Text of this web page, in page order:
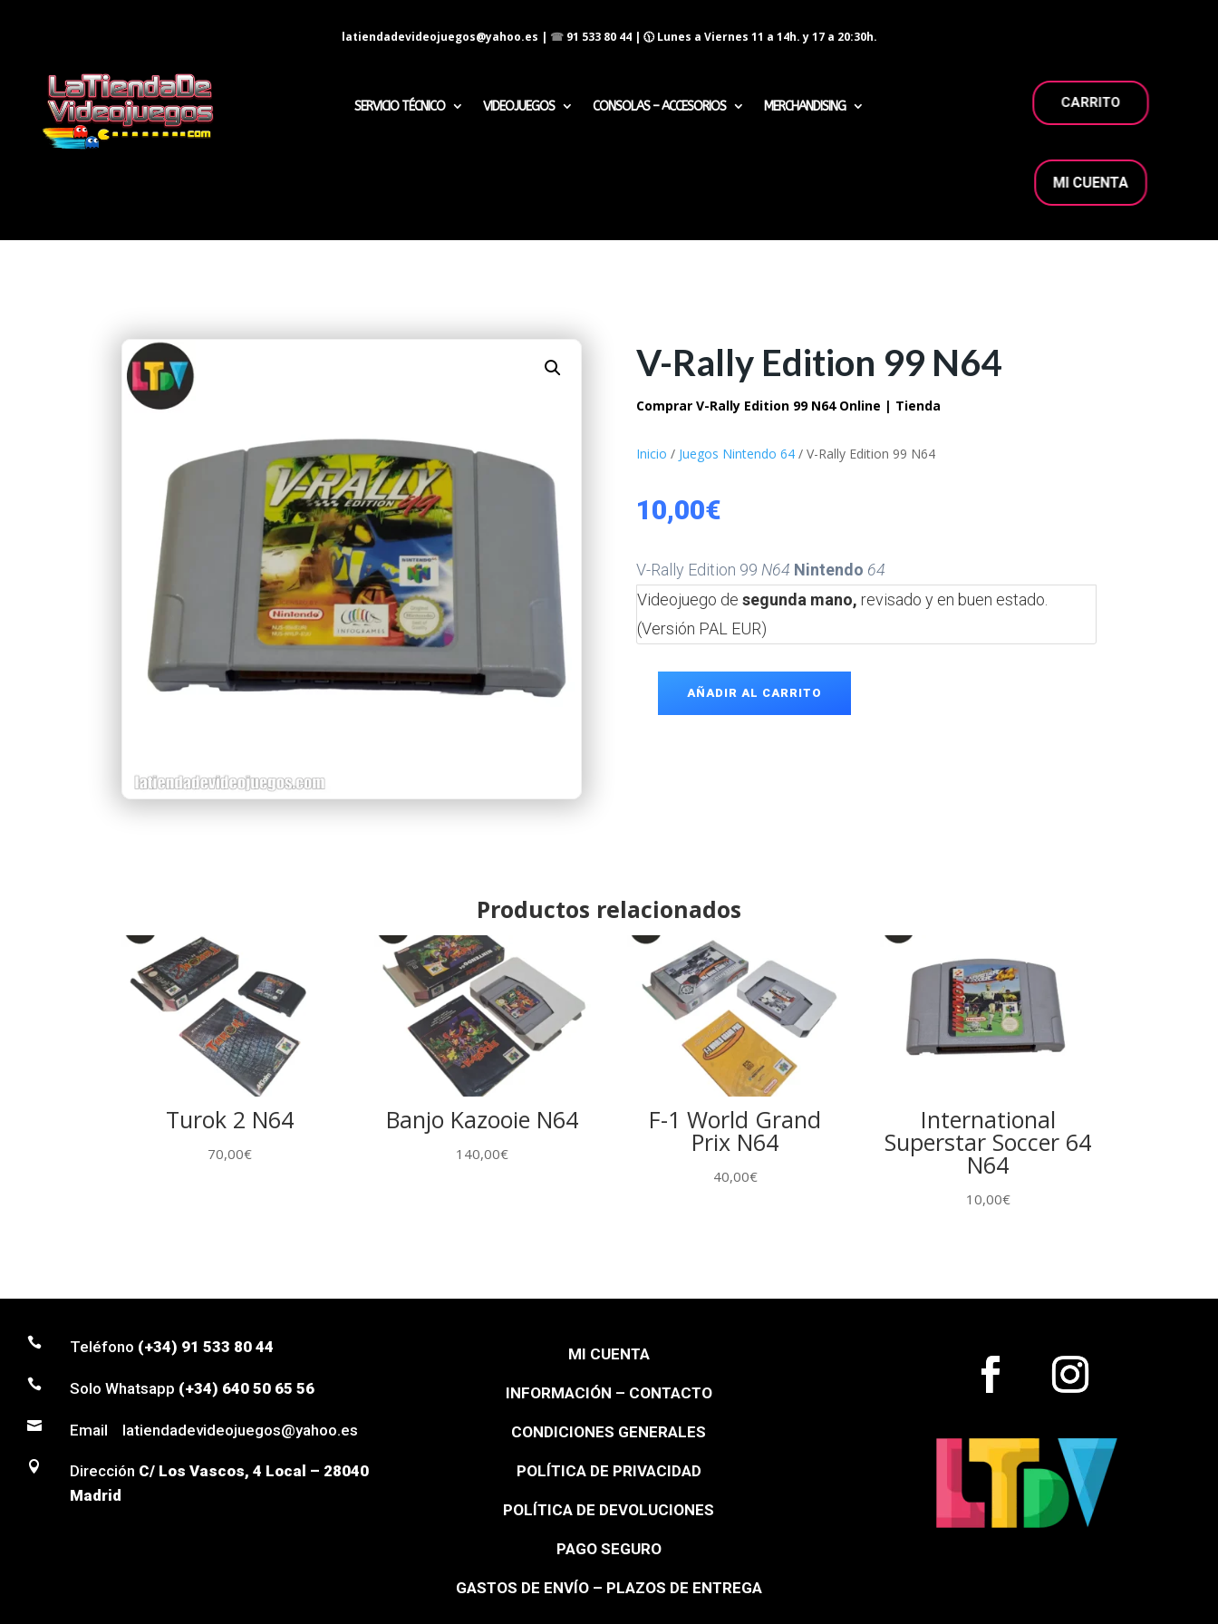
latiendadevideojuegos@yahoo.es | ☎ 91 533 80 44| 🕦 Lunes a Viernes 11 a 14h. y 17 a 20:30h.
SERVICIO TÉCNICO VIDEOJUEGOS CONSOLAS – ACCESORIOS MERCHANDISING CARRITO
MI CUENTA
V-Rally Edition 99 N64
Comprar V-Rally Edition 99 N64 Online | Tienda
Inicio / Juegos Nintendo 64/ V-Rally Edition 99 N64
10,00€
V-Rally Edition 99 N64 Nintendo 64
Videojuego de segunda mano, revisado y en buen estado.
(Versión PAL EUR)
AÑADIR AL CARRITO
Productos relacionados
Turok 2 N64
70,00€
Banjo Kazooie N64
140,00€
F-1 World Grand
Prix N64
40,00€
International
Superstar Soccer 64
N64
10,00€
 Teléfono (+34) 91 533 80 44
 Solo Whatsapp (+34) 640 50 65 56
 Email latiendadevideojuegos@yahoo.es
 Dirección C/ Los Vascos, 4 Local – 28040
Madrid
MI CUENTA
INFORMACIÓN – CONTACTO
CONDICIONES GENERALES
POLÍTICA DE PRIVACIDAD
POLÍTICA DE DEVOLUCIONES
PAGO SEGURO
GASTOS DE ENVÍO – PLAZOS DE ENTREGA